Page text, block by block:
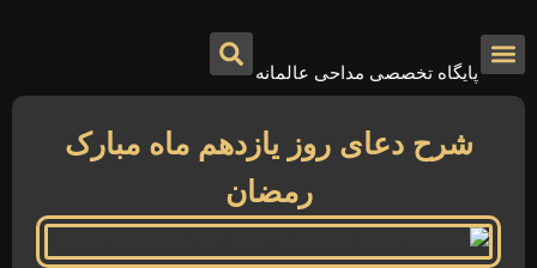
پایگاه تخصصی مداحی عالمانه
شرح دعای روز یازدهم ماه مبارک
رمضان